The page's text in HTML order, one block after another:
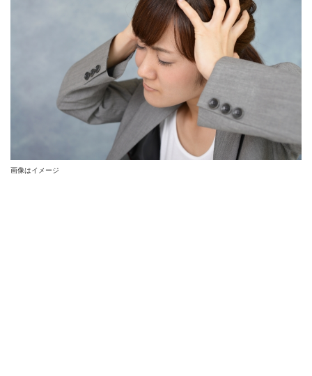
画像はイメージ